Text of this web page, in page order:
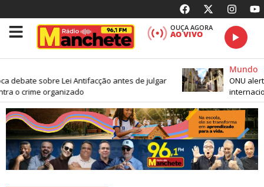
OUÇA AGORA
AO VIVO
debate sobre Lei Antifacção antes de julgar
o crime organizado
Mundo
ONU